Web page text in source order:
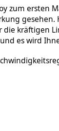
zum ersten
kräftigen
es wird